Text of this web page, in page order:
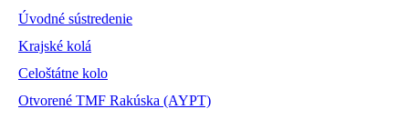
Úvodné sústredenie
Krajské kolá
Celoštátne kolo
Otvorené TMF Rakúska (AYPT)